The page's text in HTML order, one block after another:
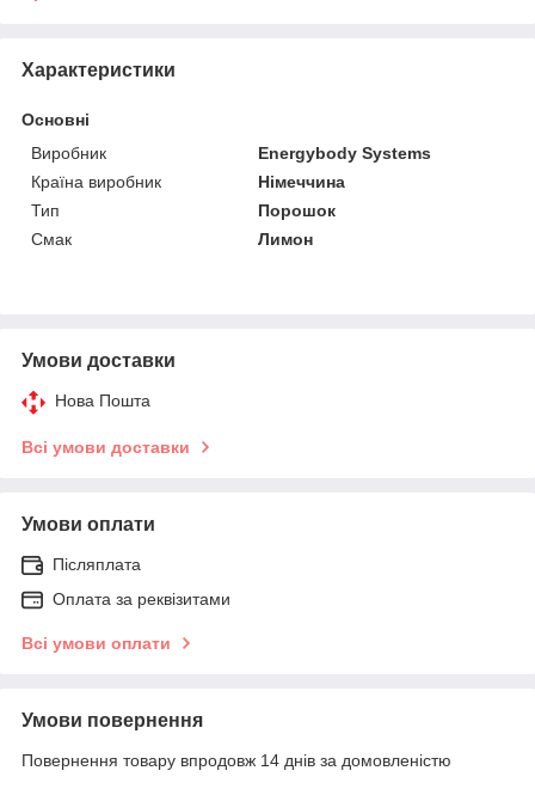
Характеристики
Основні
Виробник
Energybody Systems
Країна виробник
Німеччина
Тип
Порошок
Смак
Лимон
Умови доставки
Нова Пошта
Всі умови доставки
Умови оплати
Післяплата
Оплата за реквізитами
Всі умови оплати
Умови повернення
Повернення товару впродовж 14 днів за домовленістю